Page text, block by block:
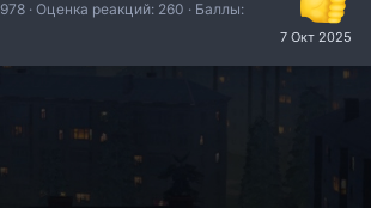
7 Окт 2025
978 Оценка реакций 260
Баллы